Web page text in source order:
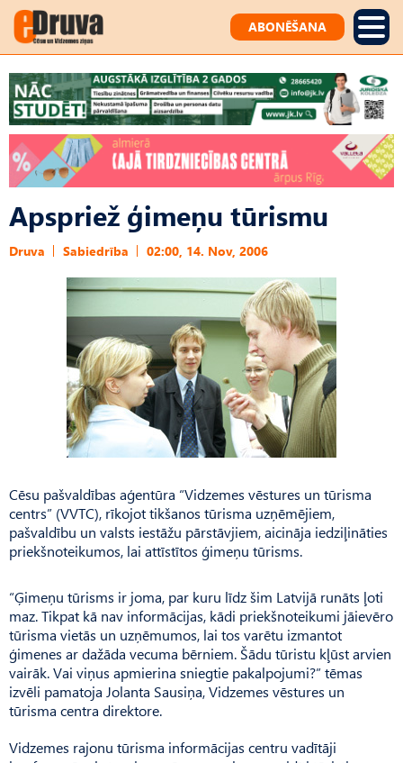
ABONĒŠANA
Apspriež ģimeņu tūrismu
Druva Sabiedrība 02:00, 14. Nov, 2006
Cēsu pašvaldības aģentūra “Vidzemes vēstures un tūrisma
centrs” (VVTC), rīkojot tikšanos tūrisma uzņēmējiem,
pašvaldību un valsts iestāžu pārstāvjiem, aicināja iedziļināties
priekšnoteikumos, lai attīstītos ģimeņu tūrisms.
“Ģimeņu tūrisms ir joma, par kuru līdz šim Latvijā runāts ļoti
maz. Tikpat kā nav informācijas, kādi priekšnoteikumi jāievēro
tūrisma vietās un uzņēmumos, lai tos varētu izmantot
ģimenes ar dažāda vecuma bērniem. Šādu tūristu kļūst arvien
vairāk. Vai viņus apmierina sniegtie pakalpojumi?” tēmas
izvēli pamatoja Jolanta Sausiņa, Vidzemes vēstures un
tūrisma centra direktore.
Vidzemes rajonu tūrisma informācijas centru vadītāji